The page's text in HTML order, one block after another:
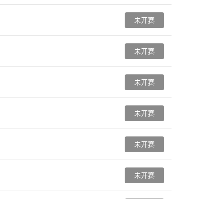
未开赛
未开赛
未开赛
未开赛
未开赛
未开赛